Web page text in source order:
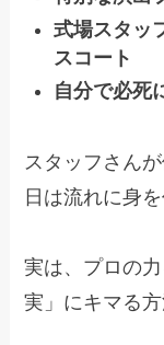
式場スタッ
スコート
自分で必死
スタッフさん
日は流れに身
実は、プロの
実」にキマる